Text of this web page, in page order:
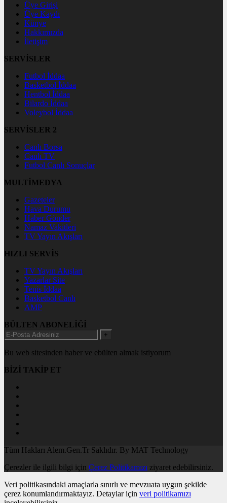
Üye Girişi
Üye Kaydı
Künye
Hakkımızda
İletişim
SERVİSLER
Futbol İddaa
Basketbol İddaa
Hentbol İddaa
Bilardo İddaa
Voleybol İddaa
SERVİSLER 2
Canlı Borsa
Canlı TV
Futbol Canlı Sonuçlar
MULTİMEDYA
Gazeteler
Hava Durumu
Haber Gönder
Namaz Vakitleri
TV Yayın Akışları
HIZLI SERVİS
TV Yayın Akışları
Yazarlar Site
Tenis İddaa
Basketbol Canlı
AMP
BÜLTEN ABONELİĞİ
+
Bu web sitesinden haber ve ebülten almak istiyorum
BİZİ TAKİP ET
Tüm Hakları Alem.Gen.Tr Saklıdır. By MAT Technology
Çerezler ile ilgili bilgi için Çerez Politikamızı ziyaret edebilirsiniz.
Veri politikasındaki amaçlarla sınırlı ve mevzuata uygun şekilde
çerez konumlandırmaktayız. Detaylar için veri politikamızı